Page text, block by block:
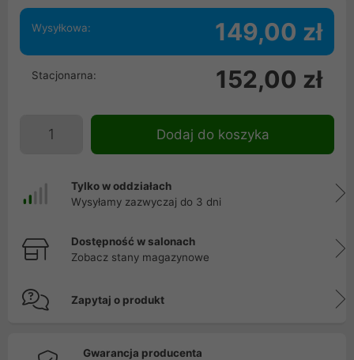
Wysyłkowa: 149,00 zł
Stacjonarna: 152,00 zł
Dodaj do koszyka
Tylko w oddziałach
Wysyłamy zazwyczaj do 3 dni
Dostępność w salonach
Zobacz stany magazynowe
Zapytaj o produkt
Gwarancja producenta